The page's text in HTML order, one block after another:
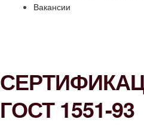
Вакансии
ГОСТ 1551-93